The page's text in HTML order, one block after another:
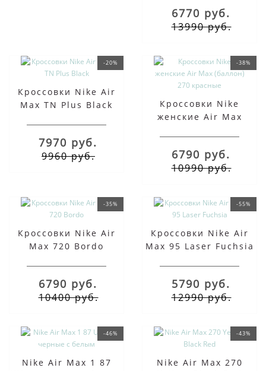
6770 руб.
13990 руб.
-20%
Кроссовки Nike Air
Max TN Plus Black
7970 руб.
9960 руб.
-38%
Кроссовки Nike
женские Air Max
6790 руб.
10990 руб.
-35%
Кроссовки Nike Air
Max 720 Bordo
6790 руб.
10400 руб.
-55%
Кроссовки Nike Air
Max 95 Laser Fuchsia
5790 руб.
12990 руб.
-46%
Nike Air Max 1 87
-43%
Nike Air Max 270